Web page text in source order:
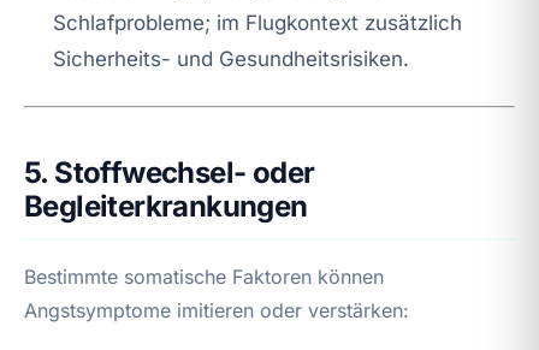
Schlafprobleme; im Flugkontext zusätzlich
Sicherheits- und Gesundheitsrisiken.
5. Stoffwechsel- oder
Begleiterkrankungen
Bestimmte somatische Faktoren können
Angstsymptome imitieren oder verstärken: